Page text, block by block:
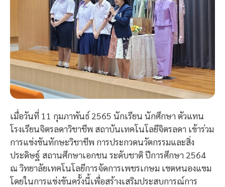
เมื่อวันที่ 11 กุมภาพันธ์ 2565 นักเรียน นักศึกษา ตัวแทน
โรงเรียนจิตรลดาวิชาชีพ สถาบันเทคโนโลยีจิตรลดา เข้าร่วม
การแข่งขันทักษะวิชาชีพ การประกวดนวัตกรรมและสิ่ง
ประดิษฐ์ สถานศึกษาเอกชน ระดับชาติ ปีการศึกษา 2564
ณ วิทยาลัยเทคโนโลยีการจัดการเพชรเกษม เขตหนองแขม
โดยในการแข่งขันครั้งนี้เพื่อสร้างเสริมประสบการณ์การ